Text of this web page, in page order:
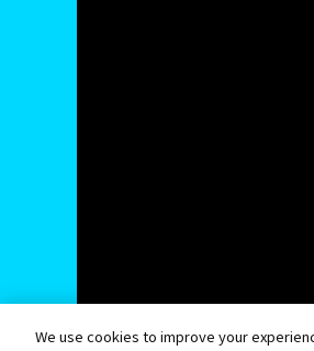
We use cookies to improve your